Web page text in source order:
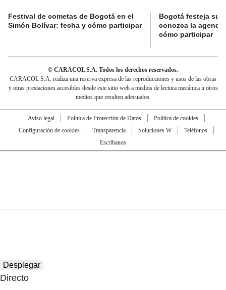
Festival de cometas de Bogotá en el
Simón Bolívar: fecha y cómo participar
Bogotá festeja su
conozca la
cómo participar
© CARACOL S.A. Todos los derechos reservados.
CARACOL S.A. realiza una reserva expresa de las reproducciones y usos de las obras
y otras prestaciones accesibles desde este sitio web a medios de lectura mecánica u otros
medios que resulten adecuados.
Aviso legal Política de Protección de Datos
Política de cookies
Configuración de cookies
Transparencia Soluciones W
Teléfonos
Escríbanos
Desplegar
Directo